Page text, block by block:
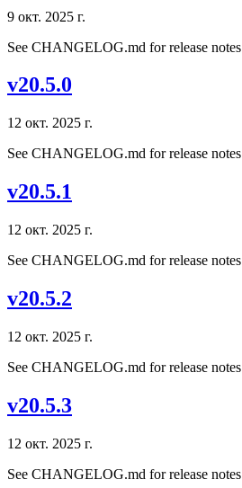
9 окт. 2025 г.
See CHANGELOG.md for release notes
v20.5.0
12 окт. 2025 г.
See CHANGELOG.md for release notes
v20.5.1
12 окт. 2025 г.
See CHANGELOG.md for release notes
v20.5.2
12 окт. 2025 г.
See CHANGELOG.md for release notes
v20.5.3
12 окт. 2025 г.
See CHANGELOG.md for release notes